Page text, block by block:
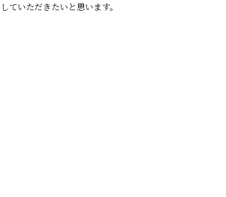
ていただきたいと思います。